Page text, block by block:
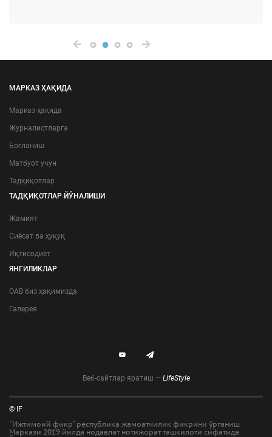
МАРКАЗ ҲАҚИДА
Марказ ҳақида
Журналистларга
Боғланиш
Матбуот учун
Тадқиқотлар
ТАДҚИҚОТЛАР ЙЎНАЛИШИ
Жамият
Сиёсат ва ҳуқуқ
Иқтисодиёт
ЯНГИЛИКЛАР
ОАВ биз ҳақимизда
Галерея
Веб-сайтлар яратиш — LifeStyle
© IF
"Ижтимоий фикр" республика жамоатчилик фикрини ўрганиш
Маркази 2019 йилда нодавлат нотижорат ташкилоти сифатида